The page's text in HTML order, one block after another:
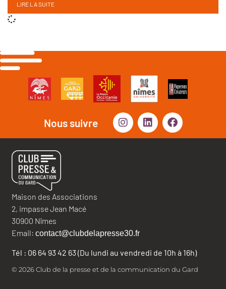
LIRE LA SUITE
Nous suivre
Maison des Associations
2, impasse Jean Macé
30900 Nîmes
Email: contact@clubdelapresse30.fr
Tél : 06 64 93 42 63 (Du lundi au vendredi de 10h à 16h)
© 2026 Club de la presse et de la communication du Gard